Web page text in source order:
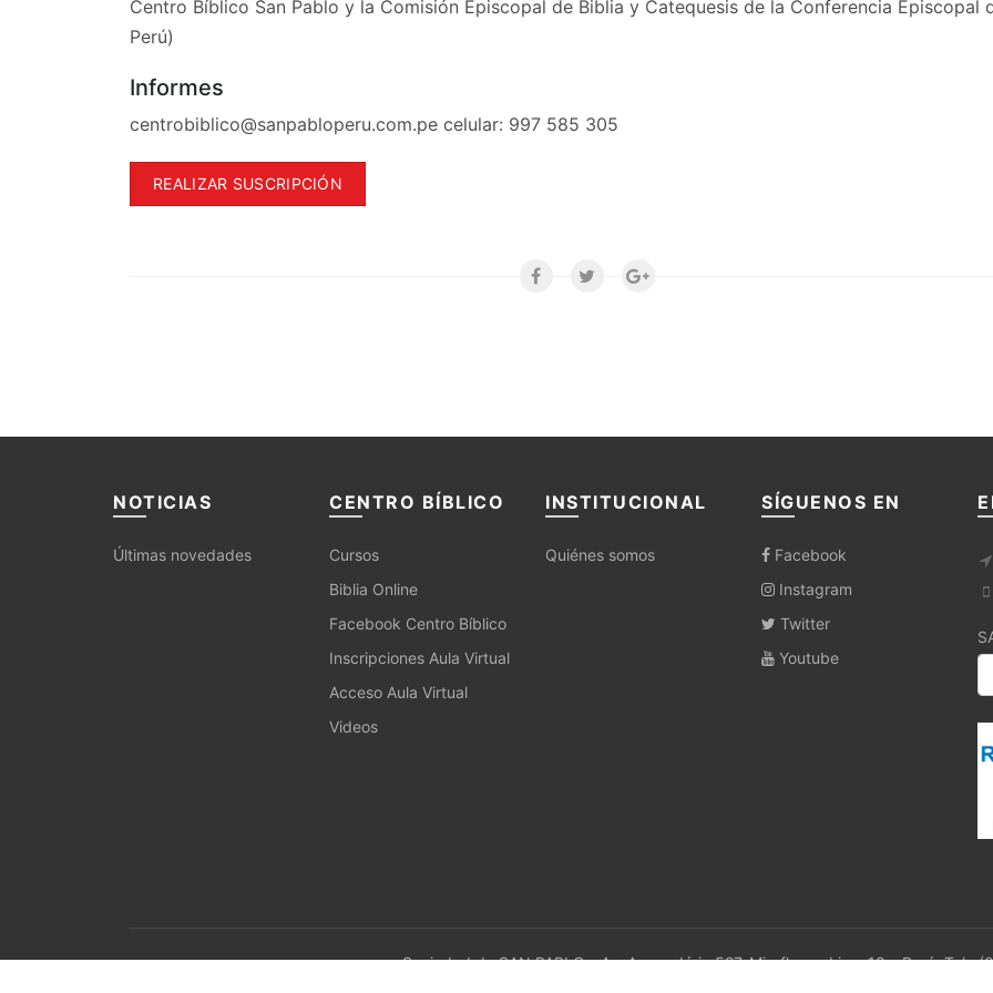
Centro Bíblico San Pablo y la Comisión Episcopal de Biblia y Catequesis de la Conferencia Episcopal
Perú)
Informes
centrobiblico@sanpabloperu.com.pe celular: 997 585 305
REALIZAR SUSCRIPCIÓN
NOTICIAS
Últimas novedades
CENTRO BÍBLICO
Cursos
Biblia Online
Facebook Centro Bíblico
Inscripciones Aula Virtual
Acceso Aula Virtual
Videos
INSTITUCIONAL
Quiénes somos
SÍGUENOS EN
Facebook
Instagram
Twitter
Youtube
Sociedad de SAN PABLO - Av. Armendáriz 527, Miraflores. Lima 18 – Perú. Tel.: